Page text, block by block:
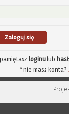
loginu lub
* nie masz konta?